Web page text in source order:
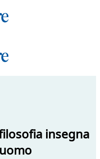
insegna